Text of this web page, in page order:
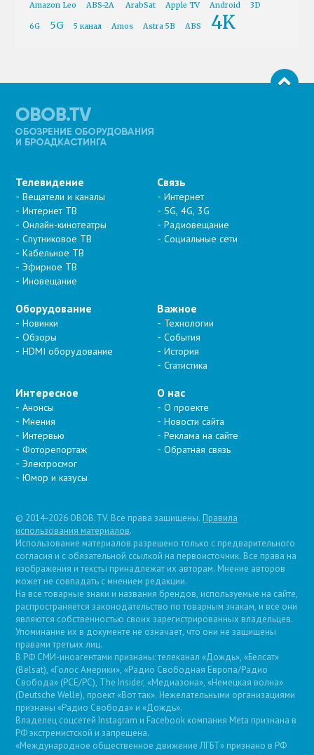
Amazon Leo
ABS-2A ArabSat Apple TV Android 3D
6G 5G 5 канал Amos Astra 5B ABS 4K
Телевидение
Вещатели и каналы
Интернет ТВ
Онлайн-кинотеатры
Спутниковое ТВ
Кабельное ТВ
Эфирное ТВ
Иновещание
Связь
Интернет
5G, 4G, 3G
Радиовещание
Социальные сети
Оборудование
Новинки
Обзоры
HDMI оборудование
Важное
Технологии
События
История
Статистика
Интересное
Анонсы
Мнения
Интервью
Фоторепортаж
Электросмог
Юмор и казусы
О нас
О проекте
Новости сайта
Реклама на сайте
Обратная связь
© 2014-2026 OBOB.TV. Все права защищены. Правила
использования материалов.
Использование материалов разрешено только с предварительного
согласия и с обязательной ссылкой на первоисточник. Все права на
изображения и тексты принадлежат их авторам. Мнение авторов
может не совпадать с мнением редакции.
На все товарные знаки и названия брендов, используемые на сайте,
распространяется законодательство по товарным знакам, и все они
являются собственностью своих зарегистрированных владельцев.
Упоминание их в документе не означает, что они не защищены
правами третьих лиц.
В РФ СМИ-иноагентами признаны: телеканал «Дождь», «Белсат»
(Belsat), «Голос Америки», «Радио Свободная Европа/Радио
Свобода» (PCE/PC), The Insider, «Медиазона», «Немецкая волна»
(Deutsche Welle), проект «Вот так». Нежелательными организациями
признаны «Радио Свобода» и «Дождь».
Владелец соцсетей Instagram и Facebook компания Metа признана в
РФ экстремистской и запрещена.
«Международное общественное движение ЛГБТ» признано в РФ